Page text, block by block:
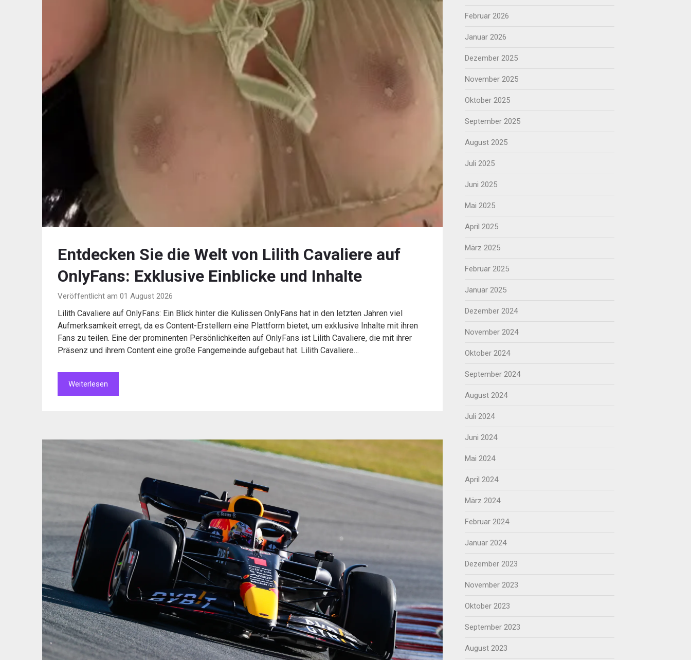
Entdecken Sie die Welt von Lilith Cavaliere auf
OnlyFans: Exklusive Einblicke und Inhalte
Veröffentlicht am 01 August 2026
Lilith Cavaliere auf OnlyFans: Ein Blick hinter die Kulissen OnlyFans hat in den letzten Jahren viel
Aufmerksamkeit erregt, da es Content-Erstellern eine Plattform bietet, um exklusive Inhalte mit ihren
Fans zu teilen. Eine der prominenten Persönlichkeiten auf OnlyFans ist Lilith Cavaliere, die mit ihrer
Präsenz und ihrem Content eine große Fangemeinde aufgebaut hat. Lilith Cavaliere…
Weiterlesen
Februar 2026
Januar 2026
Dezember 2025
November 2025
Oktober 2025
September 2025
August 2025
Juli 2025
Juni 2025
Mai 2025
April 2025
März 2025
Februar 2025
Januar 2025
Dezember 2024
November 2024
Oktober 2024
September 2024
August 2024
Juli 2024
Juni 2024
Mai 2024
April 2024
März 2024
Februar 2024
Januar 2024
Dezember 2023
November 2023
Oktober 2023
September 2023
August 2023